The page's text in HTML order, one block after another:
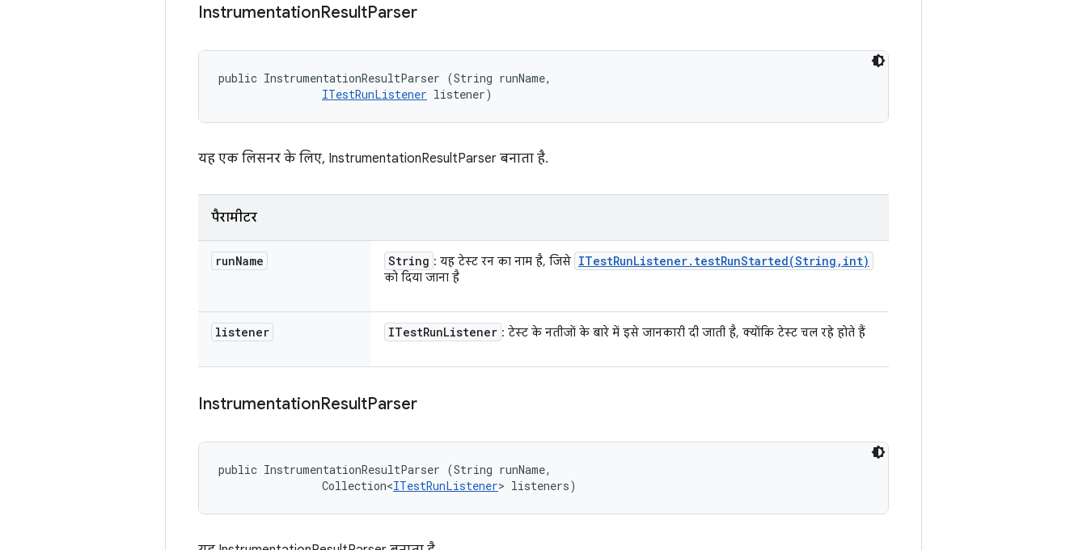
InstrumentationResultParser
public InstrumentationResultParser (String runName,
ITestRunListener listener)
यह एक लिसनर के लिए, InstrumentationResultParser बनाता है.
पैरामीटर
runName String : यह टेस्ट रन का नाम है, जिसे ITestRunListener. testRunStarted(String , int)
को दिया जाना है
listener ITestRunListener : टेस्ट के नतीजों के बारे में इसे जानकारी दी जाती है, क्योंकि टेस्ट चल रहे होते हैं
InstrumentationResultParser
public InstrumentationResultParser (String runName,
                Collection<
ITestRunListener> listeners)